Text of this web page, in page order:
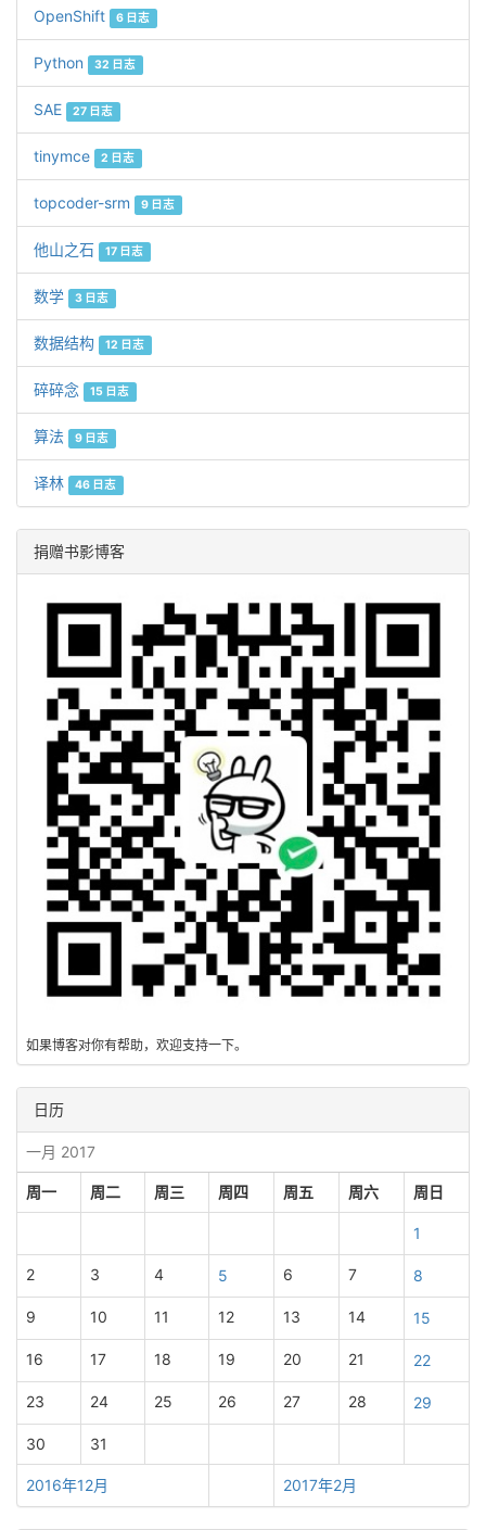
OpenShift 6 日志
Python 32 日志
SAE 27 日志
tinymce 2 日志
topcoder-srm 9 日志
他山之石 17 日志
数学 3 日志
数据结构 12 日志
碎碎念 15 日志
算法 9 日志
译林 46 日志
捐赠书影博客
如果博客对你有帮助，欢迎支持一下。
日历
一月 2017
周一 周二 周三 周四 周五 周六 周日
2016年12月 2017年2月
1
2 3 4 5 6 7 8
9 10 11 12 13 14 15
16 17 18 19 20 21 22
23 24 25 26 27 28 29
30 31